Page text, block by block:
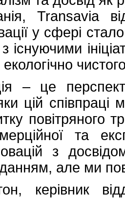
Transavia
у сфері
існуючими
– це
цій
повітряного
та
з
але ми
керівник